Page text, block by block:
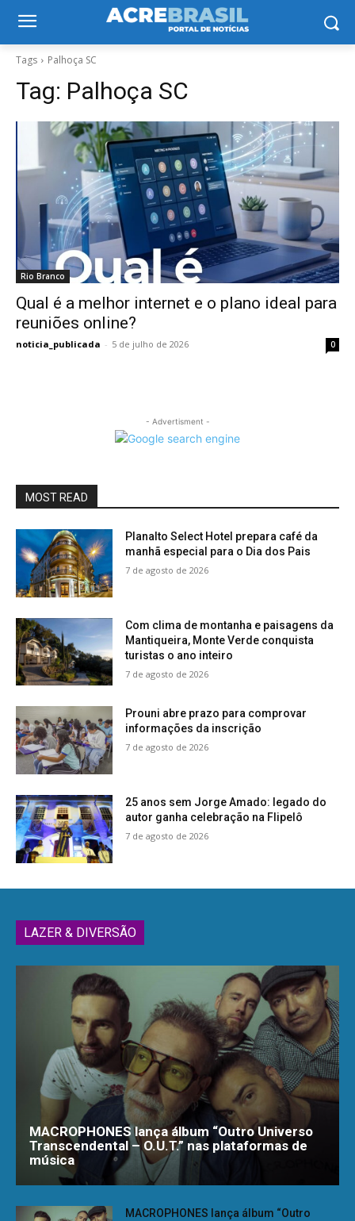
Tags Palhoça SC
Tag: Palhoça SC
Rio Branco
Qual é a melhor internet e o plano ideal para
reuniões online?
noticia_publicada - 5 de julho de 2026 0
- Advertisment -
MOST READ
Planalto Select Hotel prepara café da
manhã especial para o Dia dos Pais
7 de agosto de 2026
Com clima de montanha e paisagens da
Mantiqueira, Monte Verde conquista
turistas o ano inteiro
7 de agosto de 2026
Prouni abre prazo para comprovar
informações da inscrição
7 de agosto de 2026
25 anos sem Jorge Amado: legado do
autor ganha celebração na Flipelô
7 de agosto de 2026
LAZER & DIVERSÃO
MACROPHONES lança álbum “Outro Universo
Transcendental – O.U.T.” nas plataformas de
música
MACROPHONES lança álbum “Outro